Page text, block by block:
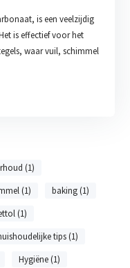
is een veelzijdig
is effectief voor het
waar vuil, schimmel
(1)
(1)
baking (1)
(1)
tips (1)
Hygiëne (1)